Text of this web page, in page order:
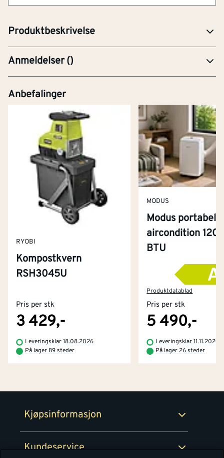
Produktbeskrivelse
Anmeldelser()
Anbefalinger
RYOBI
Kompostkvern
RSH3045U
Pris per stk
3 429,-
Leveringsklar 18.08.2026
På lager 89 steder
MODUS
Modus portabel
aircondition
BTU
Produktdatablad
Pris per stk
5 490,-
Leveringsklar 11.11.2026
På lager 26 steder
Kjøpsinformasjon
Kjøpsbetingelser
Retur- og angrerettsskjema
Kundeservice
Tjenester
Montér Klubb
Byggevarehus og åpningstider
Prismatch
Personvern